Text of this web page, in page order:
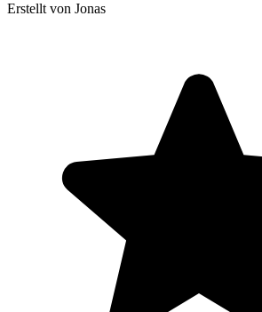
Erstellt von Jonas